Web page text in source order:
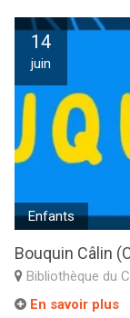
14
juin
Enfants
Bouquin Câlin
Bibliothèque du
En savoir plus